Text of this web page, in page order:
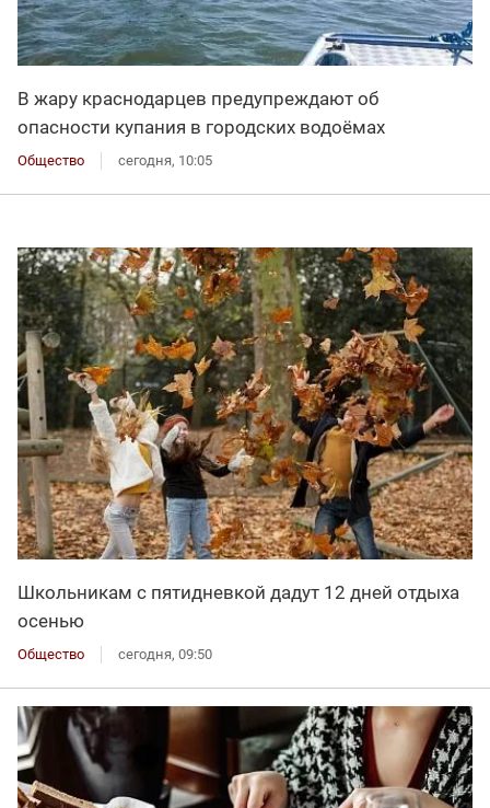
В жару краснодарцев предупреждают об
опасности купания в городских водоёмах
Общество сегодня, 10:05
Школьникам с пятидневкой дадут 12 дней отдыха
осенью
Общество сегодня, 09:50